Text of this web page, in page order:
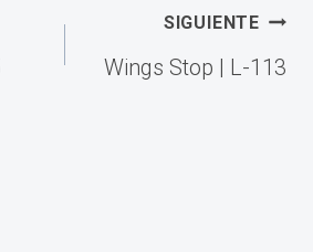
SIGUIENTE
Wings Stop | L-113